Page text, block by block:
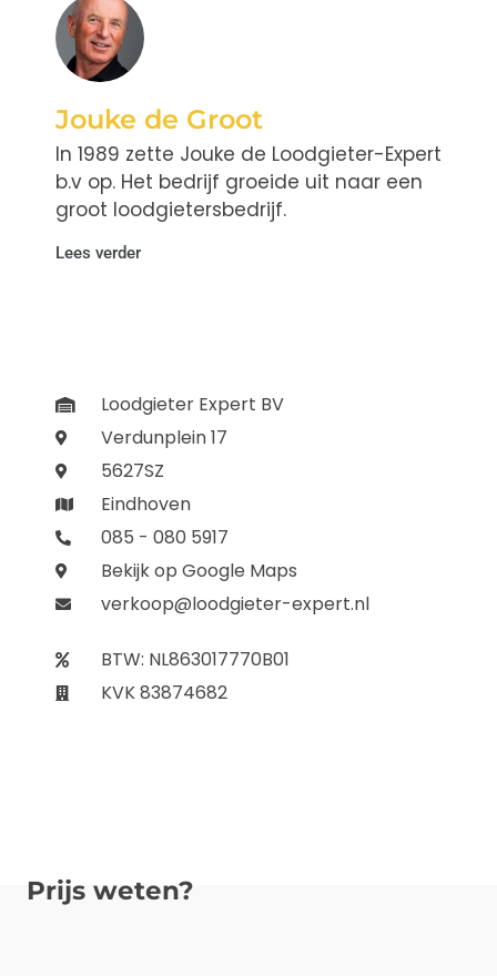
Jouke de Groot
In 1989 zette Jouke de Loodgieter-Expert
b.v op. Het bedrijf groeide uit naar een
groot loodgietersbedrijf.
Lees verder
Loodgieter Expert BV
Verdunplein 17
5627SZ
Eindhoven
085 - 080 5917
Bekijk op Google Maps
verkoop@loodgieter-expert.nl
BTW: NL863017770B01
KVK 83874682
Prijs weten?